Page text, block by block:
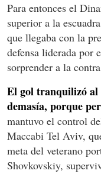
Para entonces el
superior a la
que llegaba con la
defensa liderada por
sorprender a la
El gol tranquilizó al
demasía, porque
mantuvo el control
Maccabi Tel Aviv,
meta del veterano
Shovkovskiy,